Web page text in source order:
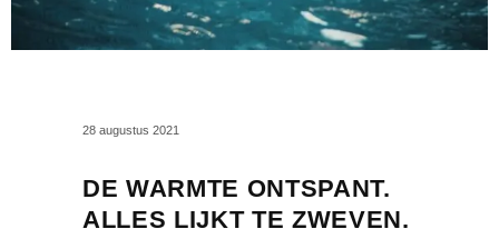
28 augustus 2021
DE WARMTE ONTSPANT.
ALLES LIJKT TE ZWEVEN.